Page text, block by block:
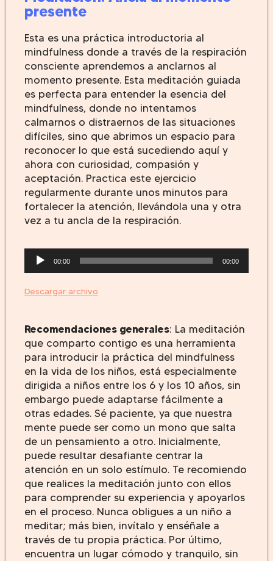
presente
Esta es una práctica introductoria al
mindfulness donde a través de la respiración
consciente aprendemos a anclarnos al
momento presente. Esta meditación guiada
es perfecta para entender la esencia del
mindfulness, donde no intentamos
calmarnos o distraernos de las situaciones
difíciles, sino que abrimos un espacio para
reconocer lo que está sucediendo aquí y
ahora con curiosidad, compasión y
aceptación. Practica este ejercicio
regularmente durante unos minutos para
fortalecer la atención, llevándola una y otra
vez a tu ancla de la respiración.
Reproductor
audio
00:00 00:00
Descargar archivo
Recomendaciones generales: La meditación
que comparto contigo es una herramienta
para introducir la práctica del mindfulness
en la vida de los niños, está especialmente
dirigida a niños entre los 6 y los 10 años, sin
embargo puede adaptarse fácilmente a
otras edades. Sé paciente, ya que nuestra
mente puede ser como un mono que salta
de un pensamiento a otro. Inicialmente,
puede resultar desafiante centrar la
atención en un solo estímulo. Te recomiendo
que realices la meditación junto con ellos
para comprender su experiencia y apoyarlos
en el proceso. Nunca obligues a un niño a
meditar; más bien, invítalo y enséñale a
través de tu propia práctica. Por último,
encuentra un lugar cómodo y tranquilo, sin